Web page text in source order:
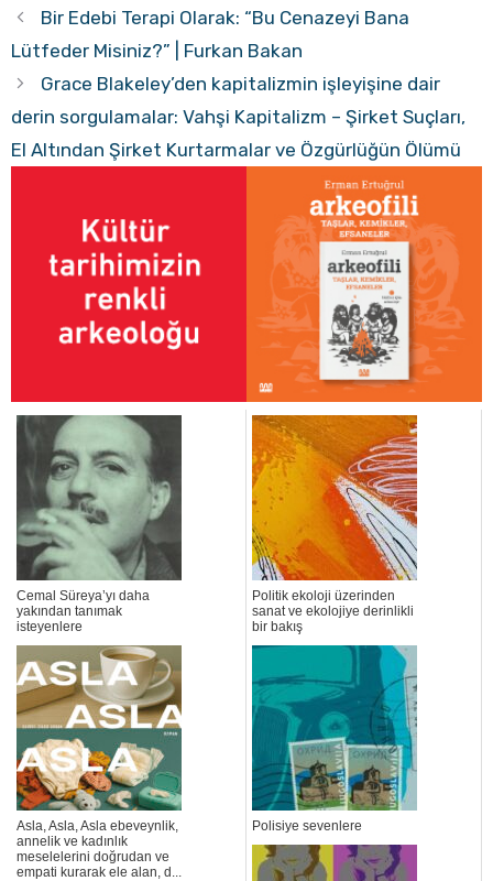
Bir Edebi Terapi Olarak: “Bu Cenazeyi Bana
Lütfeder Misiniz?” | Furkan Bakan
Grace Blakeley’den kapitalizmin işleyişine dair
derin sorgulamalar: Vahşi Kapitalizm – Şirket Suçları,
El Altından Şirket Kurtarmalar ve Özgürlüğün Ölümü
Cemal Süreya’yı daha
yakından tanımak
isteyenlere
Politik ekoloji üzerinden
sanat ve ekolojiye derinlikli
bir bakış
Asla, Asla, Asla ebeveynlik,
annelik ve kadınlık
meselelerini doğrudan ve
empati kurarak ele alan, d...
Polisiye sevenlere